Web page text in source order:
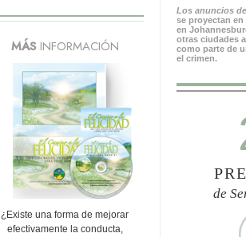
Los anuncios
se proyectan
en
otras ciudades
como parte de
el crimen.
de
MÁSINFORMACIÓN
¿Existe una forma de mejorar
efectivamente la conducta,